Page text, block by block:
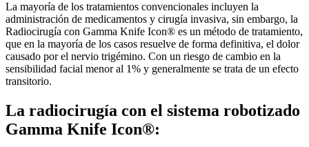
La mayoría de los tratamientos convencionales incluyen la
administración de medicamentos y cirugía invasiva, sin embargo, la
Radiocirugía con Gamma Knife Icon® es un método de tratamiento,
que en la mayoría de los casos resuelve de forma definitiva, el dolor
causado por el nervio trigémino. Con un riesgo de cambio en la
sensibilidad facial menor al 1% y generalmente se trata de un efecto
transitorio.
La radiocirugía con el sistema robotizado
Gamma Knife Icon®: